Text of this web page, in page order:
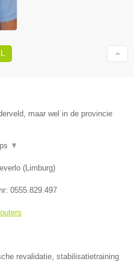
maar wel in de provincie
▼
(Limburg)
0555.829.497
revalidatie, stabilisatietraining